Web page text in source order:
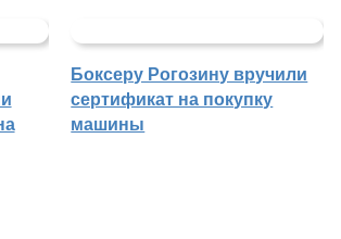
Боксеру Рогозину вручили
сертификат на покупку
машины